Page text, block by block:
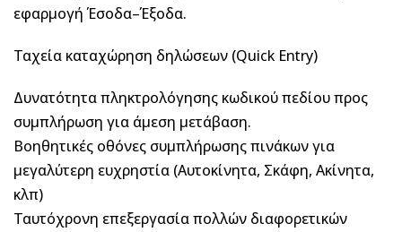
εφαρμογή Έσοδα–Έξοδα.
Ταχεία καταχώρηση δηλώσεων (Quick Entry)
Δυνατότητα πληκτρολόγησης κωδικού πεδίου προς
συμπλήρωση για άμεση μετάβαση.
Βοηθητικές οθόνες συμπλήρωσης πινάκων για
μεγαλύτερη ευχρηστία (Αυτοκίνητα, Σκάφη, Ακίνητα,
κλπ)
Ταυτόχρονη επεξεργασία πολλών διαφορετικών